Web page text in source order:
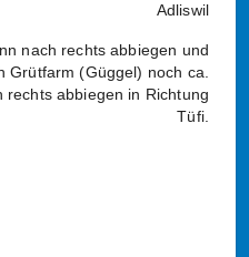
Adliswil
nach rechts abbiegen und
Grütfarm (Güggel) noch ca.
rechts abbiegen in Richtung
Tüfi.